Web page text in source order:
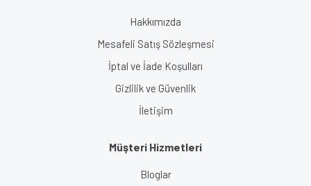
Hakkımızda
Mesafeli Satış Sözleşmesi
İptal ve İade Koşulları
Gizlilik ve Güvenlik
İletişim
Müşteri Hizmetleri
Bloglar